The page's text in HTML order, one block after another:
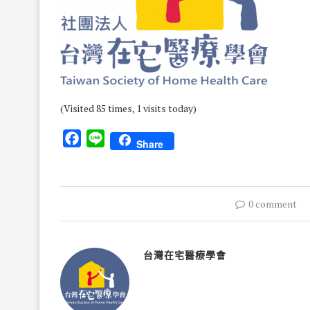
(Visited 85 times, 1 visits today)
Facebook
Line Share
0 comment
台灣在宅醫療學會